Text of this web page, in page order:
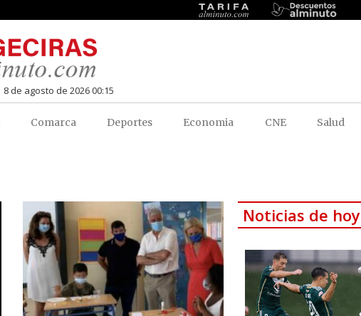
de agosto de 2026 00:15
Comarca Deportes Economia CNE Salud
Noticias de hoy